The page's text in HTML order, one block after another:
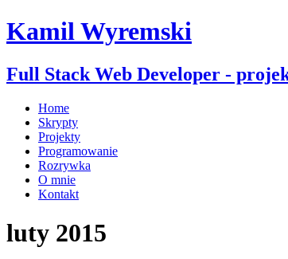
Kamil Wyremski
Full Stack Web Developer -
Home
Skrypty
Projekty
Programowanie
Rozrywka
O mnie
Kontakt
luty 2015